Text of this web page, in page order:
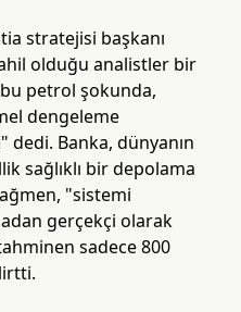
stratejisi başkanı
olduğu analistler bir
petrol şokunda,
dengeleme
dedi. Banka, dünyanın
sağlıklı bir depolama
"sistemi
gerçekçi olarak
sadece 800